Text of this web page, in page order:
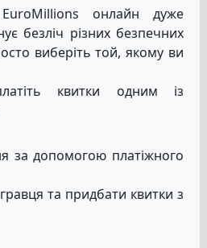
онлайн дуже
безліч різних безпечних
виберіть той, якому ви
квитки одним із
за допомогою платіжного
та придбати квитки з